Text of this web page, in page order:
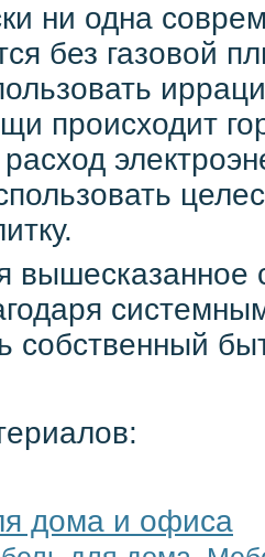
ни одна
без газовой
происходит
вышесказанное
собственный
дома и офиса